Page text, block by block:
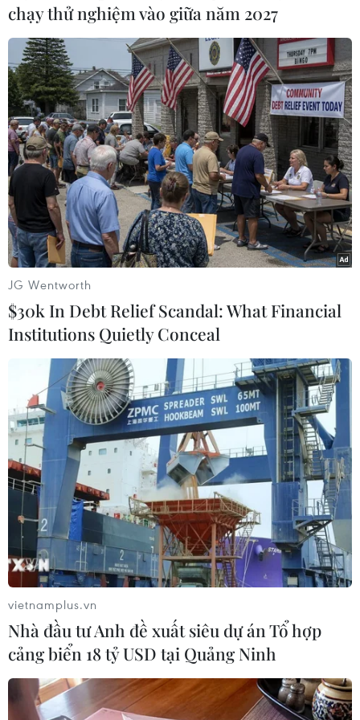
(TTXVN/Vietnam+)
#hai chị em bị lũ cuốn #lũ cuốn
#Quảng Bình
Quảng Bình
Quảng Trị
Theo dõi VietnamPlus
TIN LIÊN QUAN
chạy thử nghiệm vào giữa năm 2027
JG Wentworth
$30k In Debt Relief Scandal: What Financial
Institutions Quietly Conceal
vietnamplus.vn
Nhà đầu tư Anh đề xuất siêu dự án Tổ hợp
cảng biển 18 tỷ USD tại Quảng Ninh